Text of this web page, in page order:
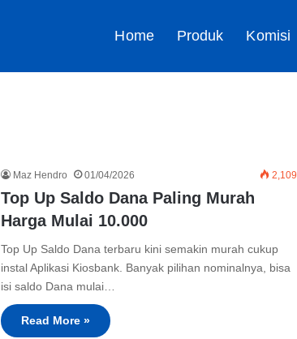
Home Produk Komisi
Maz Hendro 01/04/2026 2,109
Top Up Saldo Dana Paling Murah
Harga Mulai 10.000
Top Up Saldo Dana terbaru kini semakin murah cukup
instal Aplikasi Kiosbank. Banyak pilihan nominalnya, bisa
isi saldo Dana mulai…
Read More »